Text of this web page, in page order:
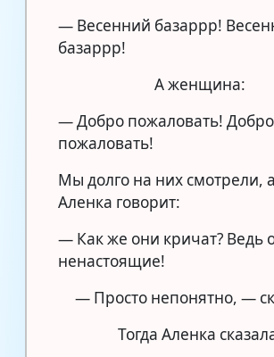
— Весенний базаррр!
базаррр!
А женщина:
— Добро пожаловать! Добро
пожаловать!
Мы долго на них смотрели,
Аленка говорит:
— Как же они кричат? Ведь
ненастоящие!
— Просто непонятно, —
Тогда Аленка